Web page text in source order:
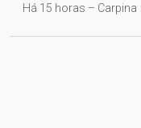
Há 15 horas – Carpina